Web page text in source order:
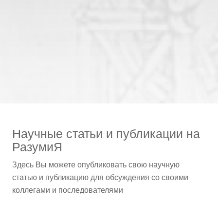
Научные статьи и публикации на
РазумиЯ
Здесь Вы можете опубликовать свою научную
статью и публикацию для обсуждения со своими
коллегами и последователями